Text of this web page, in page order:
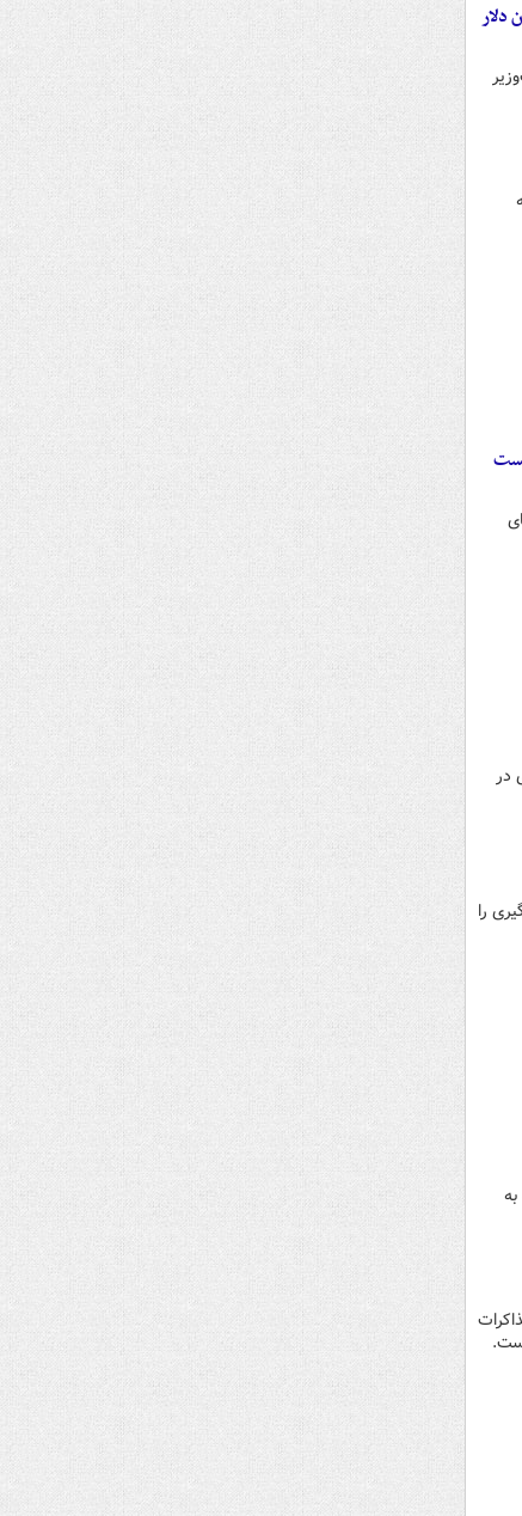
از شامپاین و سیگار برگ تا ۵۰۰ میلیون دلار
در
را